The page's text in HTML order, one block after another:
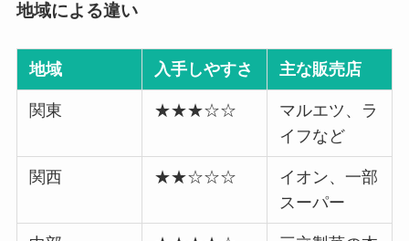
地域による違い
地域 入手しやすさ 主な販売店
関東 ★★★☆☆
マルエツ、ラ
イフなど
関西 ★★☆☆☆
イオン、一部
スーパー